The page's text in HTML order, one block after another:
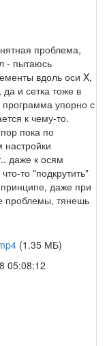
проблема,
- пытаюсь
вдоль оси X,
да и сетка тоже в
упорно с
к чему-то.
пока по
настройки
даже к осям
то "подкрутить"
даже при
проблемы, тянешь
(1.35 МБ)
05:08:12